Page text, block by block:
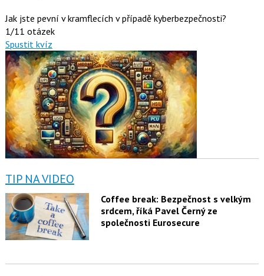
Jak jste pevní v kramflecích v případě kyberbezpečnosti?
1/11 otázek
Spustit kvíz
TIP NA VIDEO
Coffee break: Bezpečnost s velkým
srdcem, říká Pavel Černý ze
společnosti Eurosecure